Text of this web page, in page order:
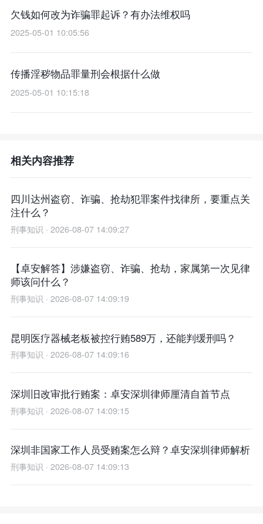
欠钱如何改为诈骗罪起诉？有办法维权吗
2025-05-01 10:05:56
传播淫秽物品罪量刑会根据什么做
2025-05-01 10:15:18
相关内容推荐
四川达州盗窃、诈骗、抢劫犯罪案件找律所，要重点关
注什么？
刑事知识 · 2026-08-07 14:09:27
【卓安解答】涉嫌盗窃、诈骗、抢劫，家属第一次见律
师该问什么？
刑事知识 · 2026-08-07 14:09:19
昆明医疗器械老板被控行贿589万，还能判缓刑吗？
刑事知识 · 2026-08-07 14:09:16
深圳旧改审批行贿案：卓安深圳律师厘清自首节点
刑事知识 · 2026-08-07 14:09:15
深圳非国家工作人员受贿案怎么辩？卓安深圳律师解析
刑事知识 · 2026-08-07 14:09:13